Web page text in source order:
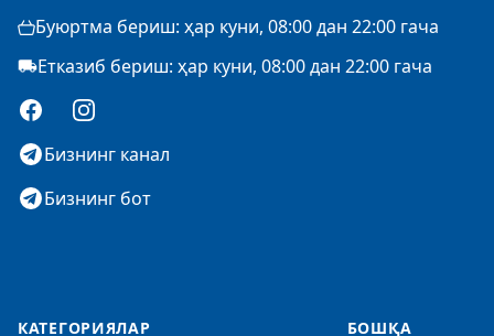
Буюртма бериш: ҳар куни, 08:00 дан 22:00 гача
Етказиб бериш: ҳар куни, 08:00 дан 22:00 гача
FacebookInstagram
Бизнинг канал
Бизнинг бот
КАТЕГОРИЯЛАР
БОШҚА